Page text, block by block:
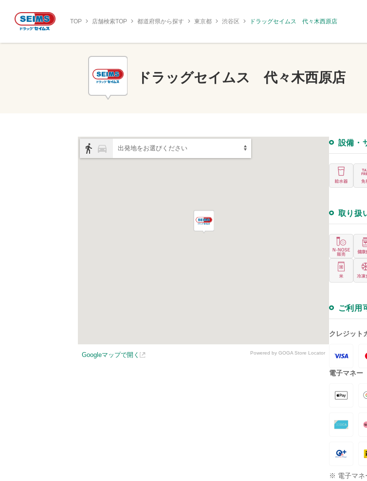
TOP 店舗検索TOP 都道府県から探す 東京都 渋谷区 ドラッグセイムス 代々木西原店
ドラッグセイムス 代々木西原店
出発地をお選びください
Googleマップで開く Powered by GOGA Store Locator
設備・
取り扱
ご利用
クレジット
電子マネー
※ 電子マネ